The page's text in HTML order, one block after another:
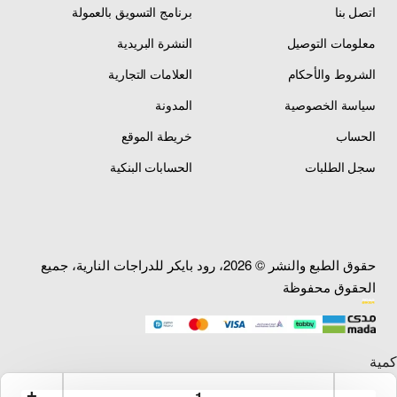
اتصل بنا
معلومات التوصيل
الشروط والأحكام
سياسة الخصوصية
الحساب
سجل الطلبات
برنامج التسويق بالعمولة
النشرة البريدية
العلامات التجارية
المدونة
خريطة الموقع
الحسابات البنكية
حقوق الطبع والنشر © 2026، رود بايكر للدراجات النارية، جميع
الحقوق محفوظة